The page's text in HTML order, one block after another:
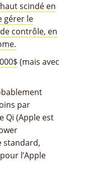
scindé en
gérer le
contrôle, en
(mais avec
par
Qi (Apple est
standard,
l’Apple